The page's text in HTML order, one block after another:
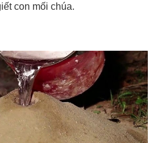
con mối chúa.